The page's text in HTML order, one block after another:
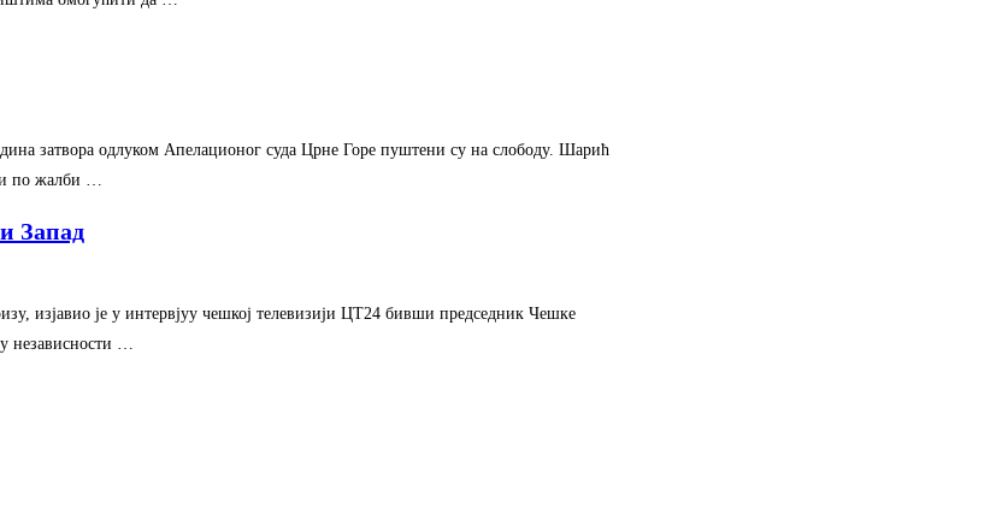
затвора одлуком Апелационог суда Црне Горе пуштени су на слободу. Шарић
по жалби …
Запад
изјавио је у интервјуу чешкој телевизији ЦТ24 бивши председник Чешке
независности …